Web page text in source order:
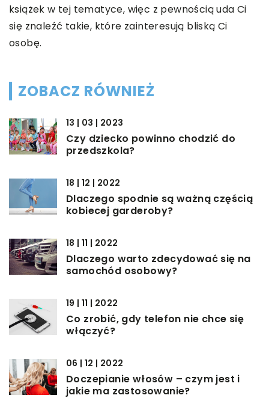
książek w tej tematyce, więc z pewnością uda Ci
się znaleźć takie, które zainteresują bliską Ci
osobę.
ZOBACZ RÓWNIEŻ
13 | 03 | 2023
Czy dziecko powinno chodzić do
przedszkola?
18 | 12 | 2022
Dlaczego spodnie są ważną częścią
kobiecej garderoby?
18 | 11 | 2022
Dlaczego warto zdecydować się na
samochód osobowy?
19 | 11 | 2022
Co zrobić, gdy telefon nie chce się
włączyć?
06 | 12 | 2022
Doczepianie włosów – czym jest i
jakie ma zastosowanie?